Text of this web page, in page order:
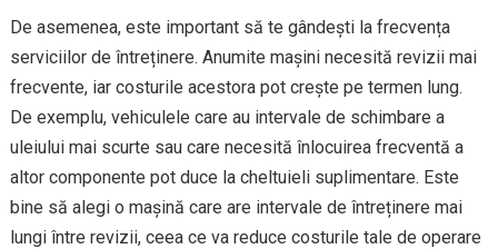
De asemenea, este important să te gândești la frecvența
serviciilor de întreținere. Anumite mașini necesită revizii mai
frecvente, iar costurile acestora pot crește pe termen lung.
De exemplu, vehiculele care au intervale de schimbare a
uleiului mai scurte sau care necesită înlocuirea frecventă a
altor componente pot duce la cheltuieli suplimentare. Este
bine să alegi o mașină care are intervale de întreținere mai
lungi între revizii, ceea ce va reduce costurile tale de operare